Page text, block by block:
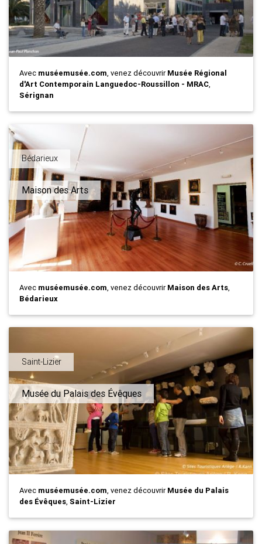
Avec muséemusée.com, venez découvrirMusée Régional
d'Art Contemporain Languedoc-Roussillon - MRAC,
Sérignan
Bédarieux
Maison des Arts
Avec muséemusée.com, venez découvrirMaison des Arts,
Bédarieux
Saint-Lizier
Musée du Palais des Évêques
Avec muséemusée.com, venez découvrirMusée du Palais
des Évêques, Saint-Lizier